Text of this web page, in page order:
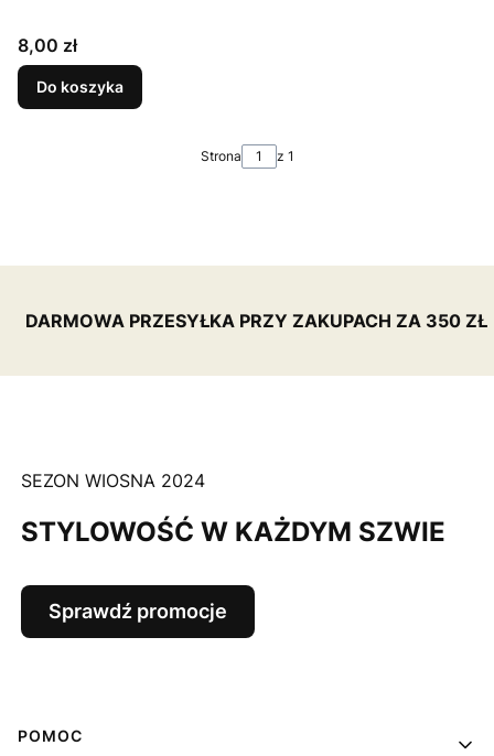
Cena
8,00 zł
Do koszyka
Strona z 1
DARMOWA PRZESYŁKA PRZY ZAKUPACH ZA 350 ZŁ
SEZON WIOSNA 2024
STYLOWOŚĆ W KAŻDYM SZWIE
Sprawdź promocje
Linki w stopce
POMOC